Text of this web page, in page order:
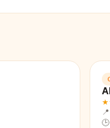
📍
🕒